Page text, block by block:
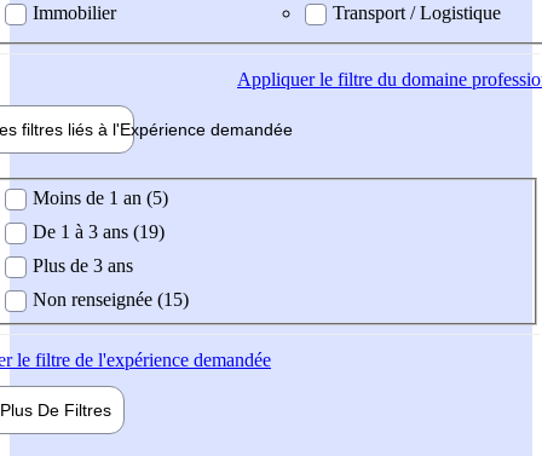
Immobilier
Transport / Logistique
Appliquerle filtre du domaine
filtres liés à l'Expérience demandée
demandée
Moins de 1 an (5)
De 1 à 3 ans (19)
Plus de 3 ans
Non renseignée (15)
le filtre de l'expérience demandée
Plus De Filtres